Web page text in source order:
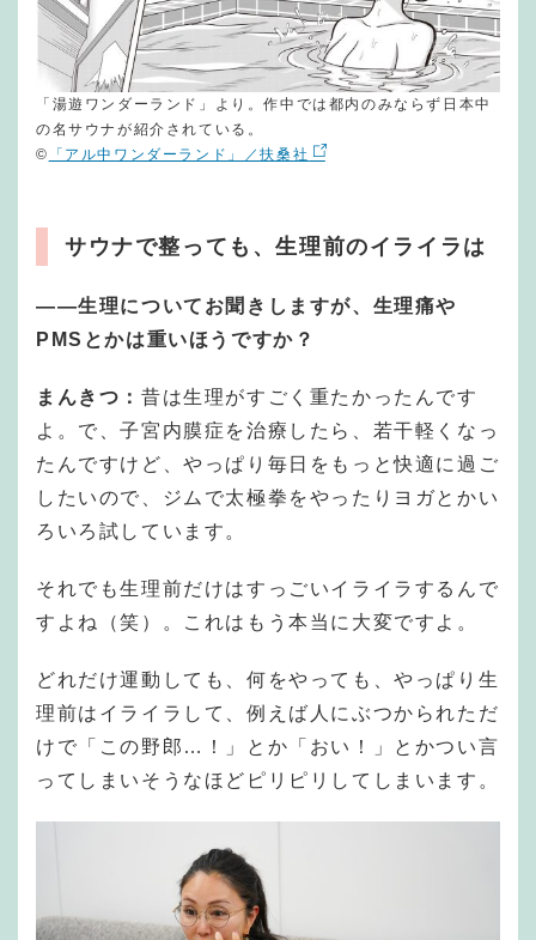
「湯遊ワンダーランド」より。作中では都内のみならず日本中
の名サウナが紹介されている。
©︎
「アル中ワンダーランド」／扶桑社
サウナで整っても、生理前のイライラは
――生理についてお聞きしますが、生理痛や
PMSとかは重いほうですか？
まんきつ： 昔は生理がすごく重たかったんです
よ。で、子宮内膜症を治療したら、若干軽くなっ
たんですけど、やっぱり毎日をもっと快適に過ご
したいので、ジムで太極拳をやったりヨガとかい
ろいろ試しています。
それでも生理前だけはすっごいイライラするんで
すよね（笑）。これはもう本当に大変ですよ。
どれだけ運動しても、何をやっても、やっぱり生
理前はイライラして、例えば人にぶつかられただ
けで「この野郎…！」とか「おい！」とかつい言
ってしまいそうなほどピリピリしてしまいます。